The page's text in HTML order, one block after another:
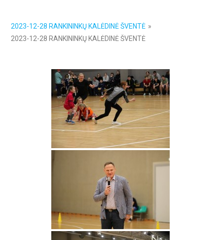
2023-12-28 RANKININKŲ KALĖDINĖ ŠVENTĖ »
2023-12-28 RANKININKŲ KALĖDINĖ ŠVENTĖ